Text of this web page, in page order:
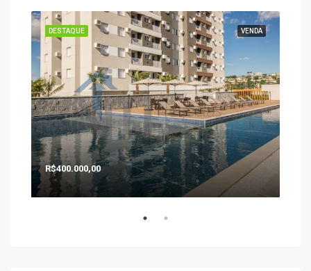
VENDA
DESTAQUE
R$400.000,00